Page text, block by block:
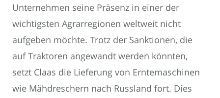
Unternehmen seine Präsenz in einer der
wichtigsten Agrarregionen weltweit nicht
aufgeben möchte. Trotz der Sanktionen, die
auf Traktoren angewandt werden könnten,
setzt Claas die Lieferung von Erntemaschinen
wie Mähdreschern nach Russland fort. Dies